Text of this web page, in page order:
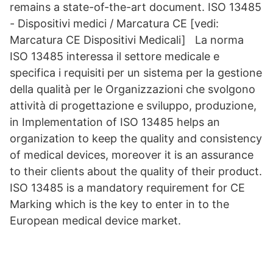
remains a state-of-the-art document. ISO 13485
- Dispositivi medici / Marcatura CE [vedi:
Marcatura CE Dispositivi Medicali] La norma
ISO 13485 interessa il settore medicale e
specifica i requisiti per un sistema per la gestione
della qualità per le Organizzazioni che svolgono
attività di progettazione e sviluppo, produzione,
in Implementation of ISO 13485 helps an
organization to keep the quality and consistency
of medical devices, moreover it is an assurance
to their clients about the quality of their product.
ISO 13485 is a mandatory requirement for CE
Marking which is the key to enter in to the
European medical device market.